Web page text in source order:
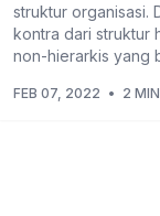
struktur organisasi.
kontra dari struktur
non-hierarkis yang
FEB 07, 2022 • 2